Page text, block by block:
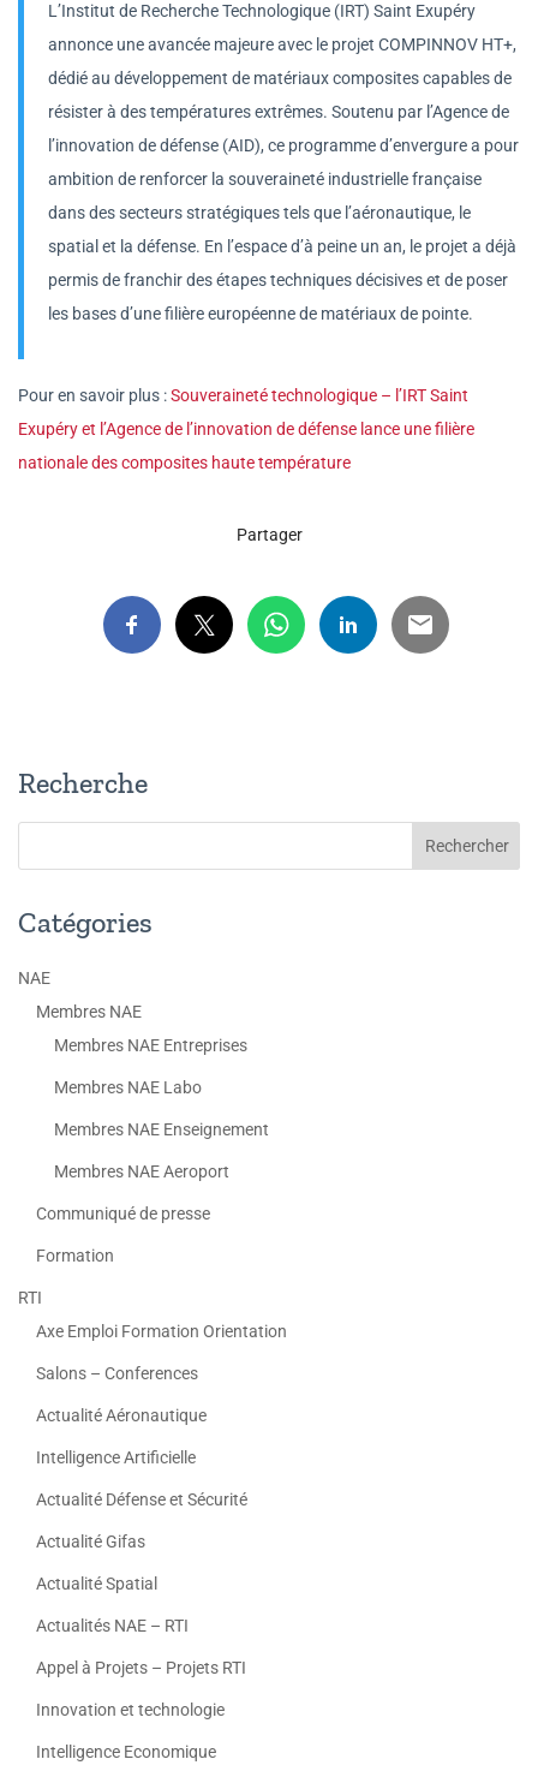
L’Institut de Recherche Technologique (IRT) Saint Exupéry
annonce une avancée majeure avec le projet COMPINNOV HT+,
dédié au développement de matériaux composites capables de
résister à des températures extrêmes. Soutenu par l’Agence de
l’innovation de défense (AID), ce programme d’envergure a pour
ambition de renforcer la souveraineté industrielle française
dans des secteurs stratégiques tels que l’aéronautique, le
spatial et la défense. En l’espace d’à peine un an, le projet a déjà
permis de franchir des étapes techniques décisives et de poser
les bases d’une filière européenne de matériaux de pointe.
Pour en savoir plus :Souveraineté technologique – l’IRT Saint
Exupéry et l’Agence de l’innovation de défense lance une filière
nationale des composites haute température
Partager
Recherche
Catégories
NAE
Membres NAE
Membres NAE Entreprises
Membres NAE Labo
Membres NAE Enseignement
Membres NAE Aeroport
Communiqué de presse
Formation
RTI
Axe Emploi Formation Orientation
Salons – Conferences
Actualité Aéronautique
Intelligence Artificielle
Actualité Défense et Sécurité
Actualité Gifas
Actualité Spatial
Actualités NAE – RTI
Appel à Projets – Projets RTI
Innovation et technologie
Intelligence Economique